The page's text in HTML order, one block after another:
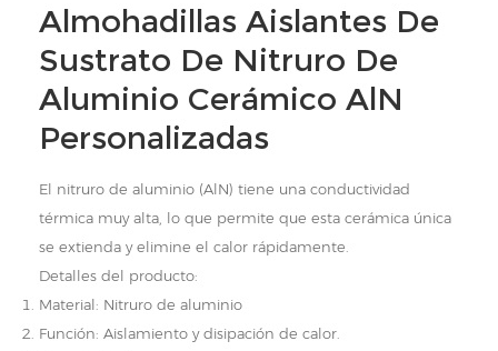
Almohadillas Aislantes De
Sustrato De Nitruro De
Aluminio Cerámico AlN
Personalizadas
El nitruro de aluminio (AlN) tiene una conductividad
térmica muy alta, lo que permite que esta cerámica única
se extienda y elimine el calor rápidamente.
Detalles del producto:
Material: Nitruro de aluminio
Función: Aislamiento y disipación de calor.